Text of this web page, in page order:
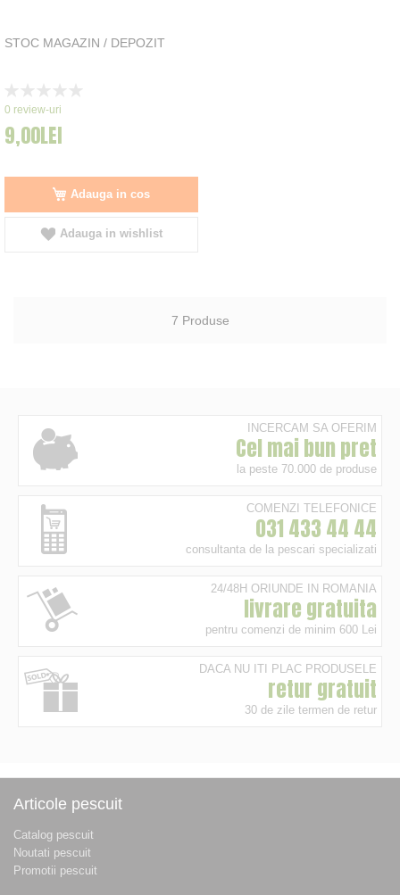
STOC MAGAZIN / DEPOZIT
0%
0 review-uri
9,00LEI
Adauga in cos
Adauga in wishlist
7 Produse
INCERCAM SA OFERIM
Cel mai bun pret
la peste 70.000 de produse
COMENZI TELEFONICE
031 433 44 44
consultanta de la pescari specializati
24/48H ORIUNDE IN ROMANIA
livrare gratuita
pentru comenzi de minim 600 Lei
DACA NU ITI PLAC PRODUSELE
retur gratuit
30 de zile termen de retur
Articole pescuit
Catalog pescuit
Noutati pescuit
Promotii pescuit